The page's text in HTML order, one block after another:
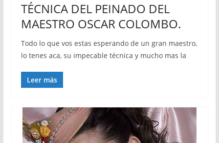
TÉCNICA DEL PEINADO DEL
MAESTRO OSCAR COLOMBO.
Todo lo que vos estas esperando de un gran maestro,
lo tenes aca, su impecable técnica y mucho mas la
Leer más